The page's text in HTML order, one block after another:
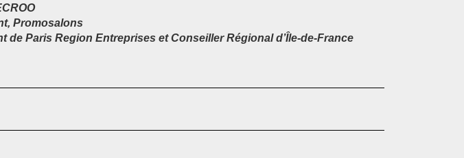
Promosalons
de Paris Region Entreprises et Conseiller Régional d’Île-de-France